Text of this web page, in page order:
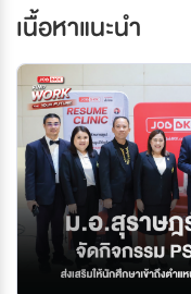
เนื้อหาแนะนำ